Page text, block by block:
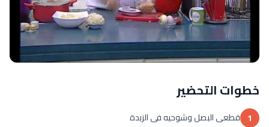
خطوات التحضير
1 قطعى البصل وشوحيه فى الزبدة